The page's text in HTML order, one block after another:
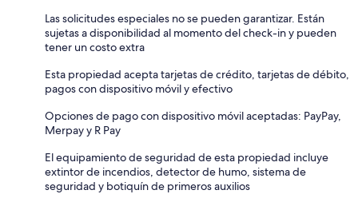
Las solicitudes especiales no se pueden garantizar. Están
sujetas a disponibilidad al momento del check-in y pueden
tener un costo extra
Esta propiedad acepta tarjetas de crédito, tarjetas de débito,
pagos con dispositivo móvil y efectivo
Opciones de pago con dispositivo móvil aceptadas: PayPay,
Merpay y R Pay
El equipamiento de seguridad de esta propiedad incluye
extintor de incendios, detector de humo, sistema de
seguridad y botiquín de primeros auxilios